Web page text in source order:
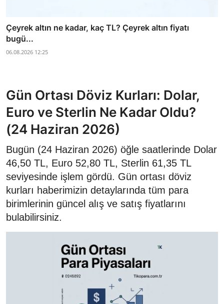
Çeyrek altın ne kadar, kaç TL? Çeyrek altın fiyatı
bugü...
06.08.2026 12:25
Gün Ortası Döviz Kurları: Dolar,
Euro ve Sterlin Ne Kadar Oldu?
(24 Haziran 2026)
Bugün (24 Haziran 2026) öğle saatlerinde Dolar
46,50 TL, Euro 52,80 TL, Sterlin 61,35 TL
seviyesinde işlem gördü. Gün ortası döviz
kurları haberimizin detaylarında tüm para
birimlerinin güncel alış ve satış fiyatlarını
bulabilirsiniz.